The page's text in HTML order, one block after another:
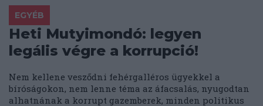
EGYÉB
Heti Mutyimondó: legyen
legális végre a korrupció!
Nem kellene vesződni fehérgalléros ügyekkel a
bíróságokon, nem lenne téma az áfacsalás, nyugodtan
alhatnának a korrupt gazemberek, minden politikus